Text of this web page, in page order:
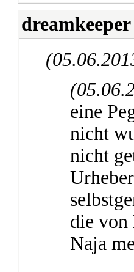
dreamkeeper
eine
nicht
nicht
die
Naja